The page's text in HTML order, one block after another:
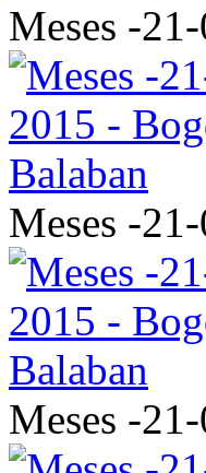
Meses -
Meses -
Meses -